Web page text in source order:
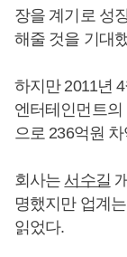
장을 계기로 성
해줄 것을 기대
하지만 2011년 4
엔터테인먼트
으로 236억원
회사는 서수길
명했지만 업계
읽었다.